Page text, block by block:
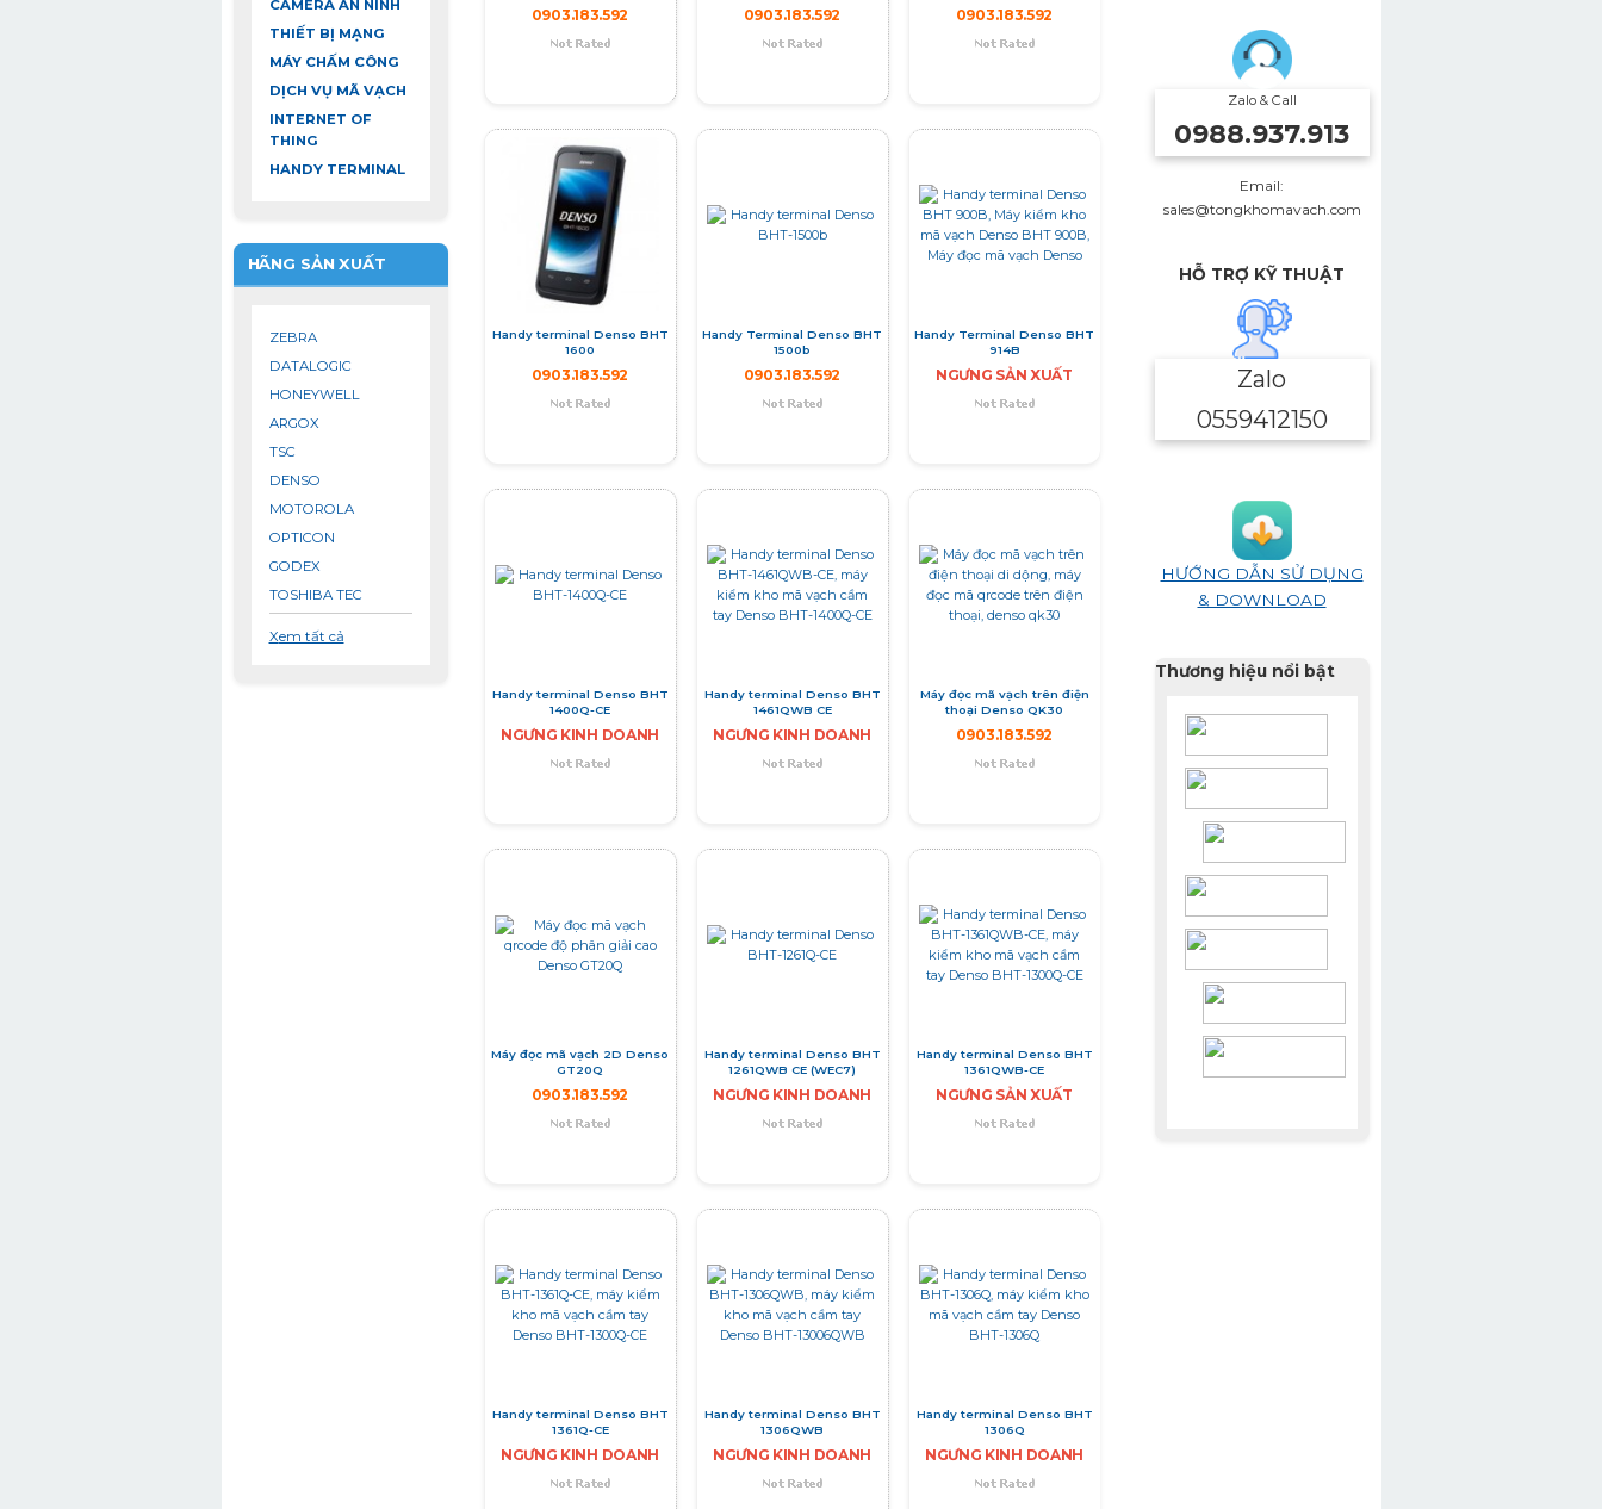
CAMERA AN NINH
THIẾT BỊ MẠNG
MÁY CHẤM CÔNG
DỊCH VỤ MÃ VẠCH
INTERNET OF
THING
HANDY TERMINAL
HÃNG SẢN XUẤT
ZEBRA
DATALOGIC
HONEYWELL
ARGOX
TSC
DENSO
MOTOROLA
OPTICON
GODEX
TOSHIBA TEC
xem tất cả
0903.183.592 0903.183.592 0903.183.592
Handy terminal Denso BHT
1600
0903.183.592
Handy Terminal Denso BHT
1500b
0903.183.592
Handy Terminal Denso BHT
914B
NGƯNG SẢN XUẤT
Handy terminal Denso BHT
1400Q-CE
NGƯNG KINH DOANH
Handy terminal Denso BHT
1461QWB CE
NGƯNG KINH DOANH
Máy đọc mã vạch trên điện
thoại Denso QK30
0903.183.592
Máy đọc mã vạch 2D Denso
GT20Q
0903.183.592
Handy terminal Denso BHT
1261QWB CE (WEC7)
NGƯNG KINH DOANH
Handy terminal Denso BHT
1361QWB-CE
NGƯNG SẢN XUẤT
Handy terminal Denso BHT
1361Q-CE
NGƯNG KINH DOANH
Handy terminal Denso BHT
1306QWB
NGƯNG KINH DOANH
Handy terminal Denso BHT
1306Q
NGƯNG KINH DOANH
Zalo & Call
0988.937.913
Email:
sales@tongkhomavach.com
HỖ TRỢ KỸ THUẬT
Zalo
0559412150
HƯỚNG DẪN SỬ DỤNG
& DOWNLOAD
Thương hiệu nổi bật